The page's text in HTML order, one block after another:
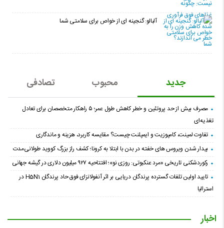
آلبالو: گنجینه ای از خواص برای سلامتی شما
جدید محبوب تصادفی
مصرف بیش از حد پروتئین و خطر کاهش طول عمر؛ ۵ راهکار متخصصان برای تعادل
تغذیه‌ای
تفاوت لمینت، کامپوزیت و ایمپلنت چیست؟ مقایسه کاربرد، هزینه و ماندگاری
بیدار شدن ویروس‌ های خفته در بدن با ابتلا به کرونا؛ کشف راز بزرگ کووید طولانی‌مدت
رکوردشکنی تاریخی «مرد عنکبوتی: روزی نو»؛ افتتاحیه ۹۲۷ میلیون دلاری در گیشه جهانی
تایید اولین تلفات گسترده پرندگان دریایی بر اثر آنفولانزای فوق حاد پرندگان H5N1 در
استرالیا
اخبار